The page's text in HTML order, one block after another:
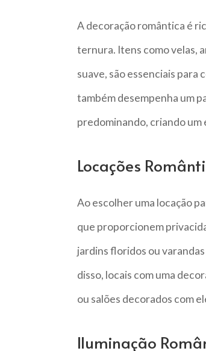
A decoração romântica é
ternura. Itens como velas,
suave, são essenciais para
também desempenha um
predominando, criando um
Locações
Ao escolher uma locação
que proporcionem
jardins floridos ou
disso, locais com uma
ou salões decorados com
Iluminação